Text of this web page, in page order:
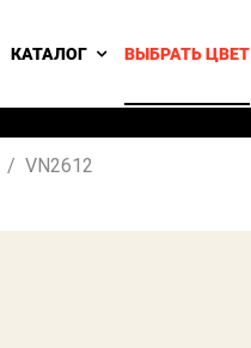
КАТАЛОГ ВЫБРАТЬ ЦВЕТ
VN2612